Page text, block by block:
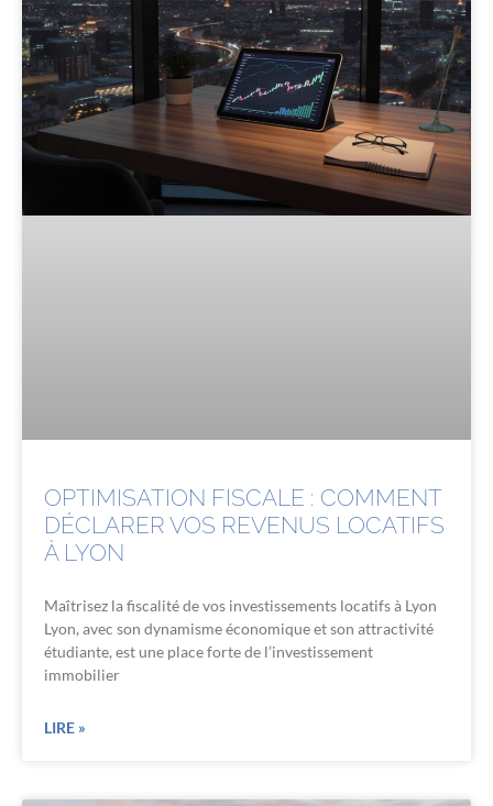
OPTIMISATION FISCALE : COMMENT
DÉCLARER VOS REVENUS LOCATIFS
À LYON
Maîtrisez la fiscalité de vos investissements locatifs à Lyon
Lyon, avec son dynamisme économique et son attractivité
étudiante, est une place forte de l’investissement
immobilier
LIRE »